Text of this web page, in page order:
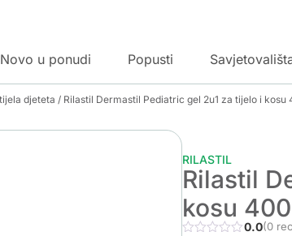
Novo u ponudi Popusti
djeteta / Rilastil Dermastil Pediatric gel 2u1 za tijelo i kosu
RILASTIL
Rilastil
kosu
0.0(0